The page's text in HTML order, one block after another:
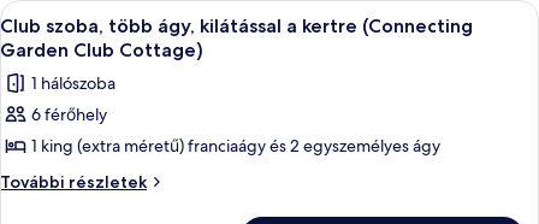
Family
Signature)
Signature)
további
A
következő
szoba
összes
képének
megtekintése:
Club
Egy szállodai szoba, amelyben
8
Club szoba, több ágy, kilátással a kertre (Connecting
Garden Club Cottage)
1 hálószoba
6 férőhely
1 king (extra méretű) franciaágy és 2 egyszemélyes ágy
További részletek
Club